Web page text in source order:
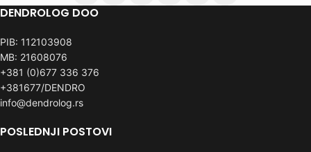
DENDROLOG DOO
PIB: 112103908
MB: 21608076
+381 (0)677 336 376
+381677/DENDRO
info@dendrolog.rs
POSLEDNJI POSTOVI